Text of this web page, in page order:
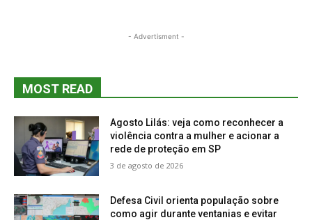
- Advertisment -
MOST READ
Agosto Lilás: veja como reconhecer a
violência contra a mulher e acionar a
rede de proteção em SP
3 de agosto de 2026
Defesa Civil orienta população sobre
como agir durante ventanias e evitar